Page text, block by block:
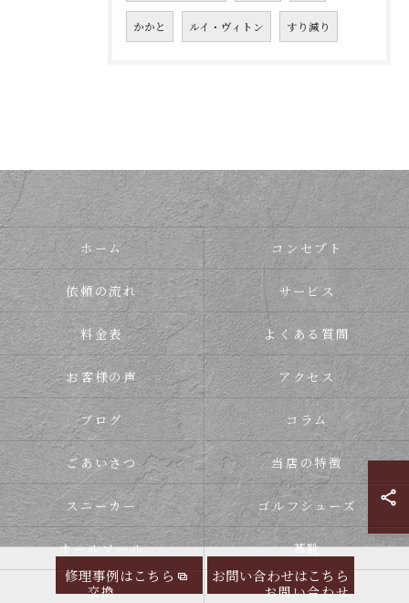
かかと ルイ・ヴィトン すり減り
修理事例はこちら お問い合わせはこちら
ホーム コンセプト
依頼の流れ サービス
料金表 よくある質問
お客様の声 アクセス
ブログ コラム
ごあいさつ 当店の特徴
スニーカー ゴルフシューズ
オールソール 革靴
交換 お問い合わせ